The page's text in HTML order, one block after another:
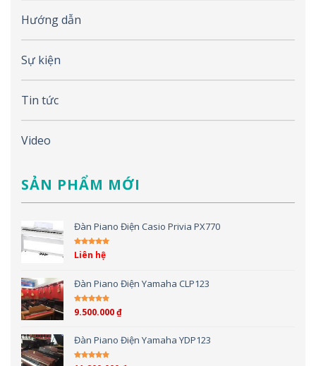
Hướng dẫn
Sự kiện
Tin tức
Video
SẢN PHẨM MỚI
Đàn Piano Điện Casio Privia PX770
Được xếp hạng
Liên hệ
Đàn Piano Điện Yamaha CLP123
Được xếp hạng
9.500.000₫
Đàn Piano Điện Yamaha YDP123